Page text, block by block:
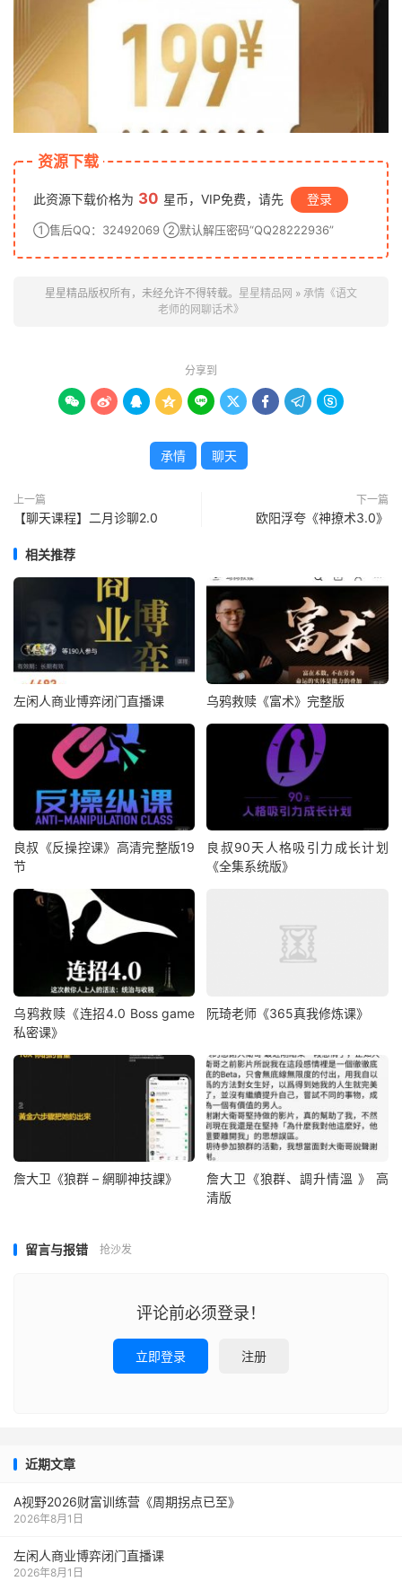
资源下载
此资源下载价格为 30 星币，VIP免费，请先 登录
①售后QQ：32492069 ②默认解压密码“QQ28222936”
星星精品版权所有，未经允许不得转载。 星星精品网 » 承情《语文
老师的网聊话术》
分享到
        
承情 聊天
上一篇
【聊天课程】二月诊聊2.0
下一篇
欧阳浮夸《神撩术3.0》
相关推荐
左闲人商业博弈闭门直播课 乌鸦救赎《富术》完整版
良叔《反操控课》高清完整版19
节
良叔90天人格吸引力成长计划
《全集系统版》
乌鸦救赎《连招4.0 Boss game
私密课》
阮琦老师《365真我修炼课》
詹大卫《狼群 – 網聊神技課》
詹大卫《狼群、調升情‬溫 》 高
清版
留言与报错 抢沙发
评论前必须登录！
立即登录 注册
近期文章
A视野2026财富训练营《周期拐点已至》
2026年8月1日
左闲人商业博弈闭门直播课
2026年8月1日